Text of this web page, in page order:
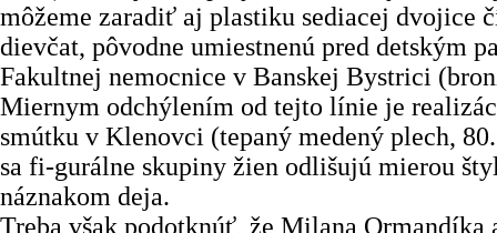
môžeme zaradiť aj plastiku sediacej dvojice
dievčat, pôvodne umiestnenú pred detským
Fakultnej nemocnice v Banskej Bystrici
Miernym odchýlením od tejto línie je
smútku v Klenovci (tepaný medený plech,
sa fi-gurálne skupiny žien odlišujú mierou
náznakom deja.
Treba však podotknúť, že Milana Ormandíka